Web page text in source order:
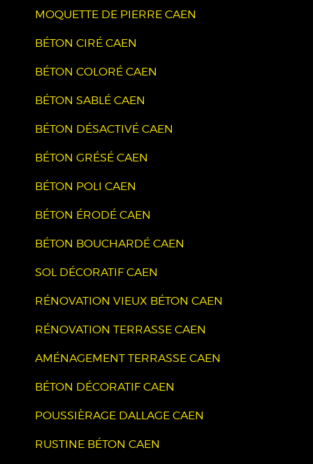
MOQUETTE DE PIERRE CAEN
BÉTON CIRÉ CAEN
BÉTON COLORÉ CAEN
BÉTON SABLÉ CAEN
BÉTON DÉSACTIVÉ CAEN
BÉTON GRÉSÉ CAEN
BÉTON POLI CAEN
BÉTON ÉRODÉ CAEN
BÉTON BOUCHARDÉ CAEN
SOL DÉCORATIF CAEN
RÉNOVATION VIEUX BÉTON CAEN
RÉNOVATION TERRASSE CAEN
AMÉNAGEMENT TERRASSE CAEN
BÉTON DÉCORATIF CAEN
POUSSIÈRAGE DALLAGE CAEN
RUSTINE BÉTON CAEN